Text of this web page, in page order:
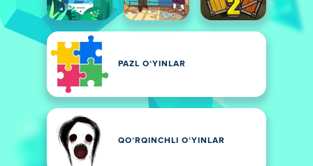
PAZL OʻYINLAR
QOʻRQINCHLI OʻYINLAR